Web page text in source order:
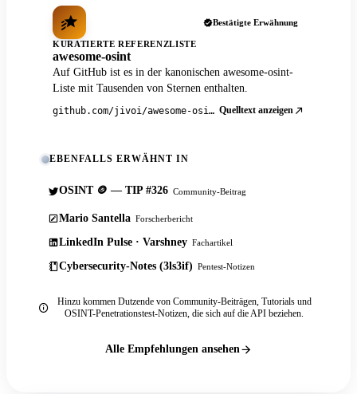
Bestätigte Erwähnung
KURATIERTE REFERENZLISTE
awesome-osint
Auf GitHub ist es in der kanonischen awesome-osint-
Liste mit Tausenden von Sternen enthalten.
github.com/jivoi/awesome-osint Quelltext anzeigen
EBENFALLS ERWÄHNT IN
OSINT 🪙 — TIP #326 Community-Beitrag
Mario Santella Forscherbericht
LinkedIn Pulse · Varshney Fachartikel
Cybersecurity-Notes (3ls3if) Pentest-Notizen
Hinzu kommen Dutzende von Community-Beiträgen, Tutorials und
OSINT-Penetrationstest-Notizen, die sich auf die API beziehen.
Alle Empfehlungen ansehen